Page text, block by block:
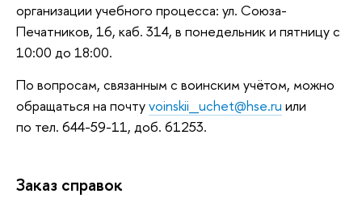
организации учебного процесса: ул. Союза-
Печатников, 16, каб. 314, в понедельник и пятницу с
10:00 до 18:00.
По вопросам, связанным с воинским учётом, можно
обращаться на почтуvoinskii_uchet@hse.ru или
по тел. 644-59-11, доб. 61253.
Заказ справок